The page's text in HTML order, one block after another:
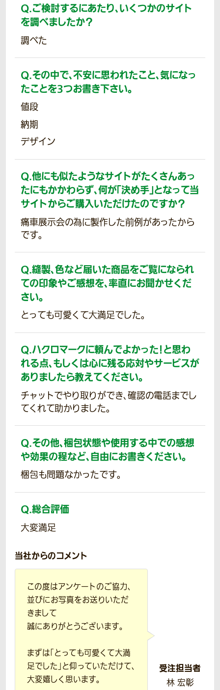
Q.ご検討するにあたり、いくつかのサイト
を調べましたか？
調べた
Q.その中で、不安に思われたこと、気になっ
たことを3つお書き下さい。
値段
納期
デザイン
Q.他にも似たようなサイトがたくさんあっ
たにもかかわらず、何が「決め手」となって当
サイトからご購入いただけたのですか？
痛車展示会の為に製作した前例があったから
です。
Q.縫製、色など届いた商品をご覧になられ
ての印象やご感想を、率直にお聞かせくだ
さい。
とっても可愛くて大満足でした。
Q.ハクロマークに頼んでよかった！と思わ
れる点、もしくは心に残る応対やサービスが
ありましたら教えてください。
チャットでやり取りができ、確認の電話までし
てくれて助かりました。
Q.その他、梱包状態や使用する中での感想
や効果の程など、自由にお書きください。
梱包も問題なかったです。
Q.総合評価
大変満足
当社からのコメント
この度はアンケートのご協力、
並びにお写真をお送りいただ
きまして
誠にありがとうございます。
まずは「とっても可愛くて大満
足でした」と仰っていただけて、
大変嬉しく思います。
受注担当者
林 宏彰